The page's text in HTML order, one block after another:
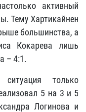
активный
Тему Хартикайнен
большинства, а
Кокарева лишь
– 4:1.
только
5 на 3 и 5
Логинова и